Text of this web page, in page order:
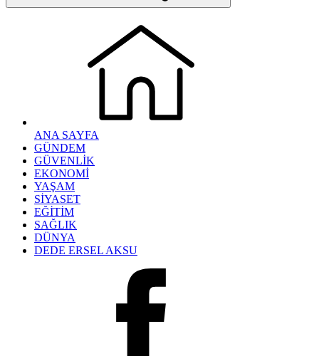
ANA SAYFA
GÜNDEM
GÜVENLİK
EKONOMİ
YAŞAM
SİYASET
EĞİTİM
SAĞLIK
DÜNYA
DEDE ERSEL AKSU